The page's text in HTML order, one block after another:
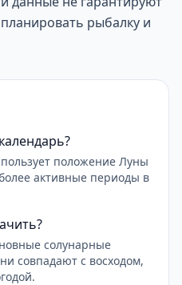
рыбалку и
положение Луны
активные периоды в
солунарные
совпадают с восходом,